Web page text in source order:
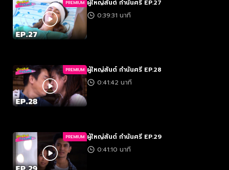
PREMIUM ผู้ใหญ่สันต์ กำนันศรี EP.27
0:39:31 นาที
PREMIUM ผู้ใหญ่สันต์ กำนันศรี EP.28
0:41:42 นาที
PREMIUM ผู้ใหญ่สันต์ กำนันศรี EP.29
0:41:10 นาที